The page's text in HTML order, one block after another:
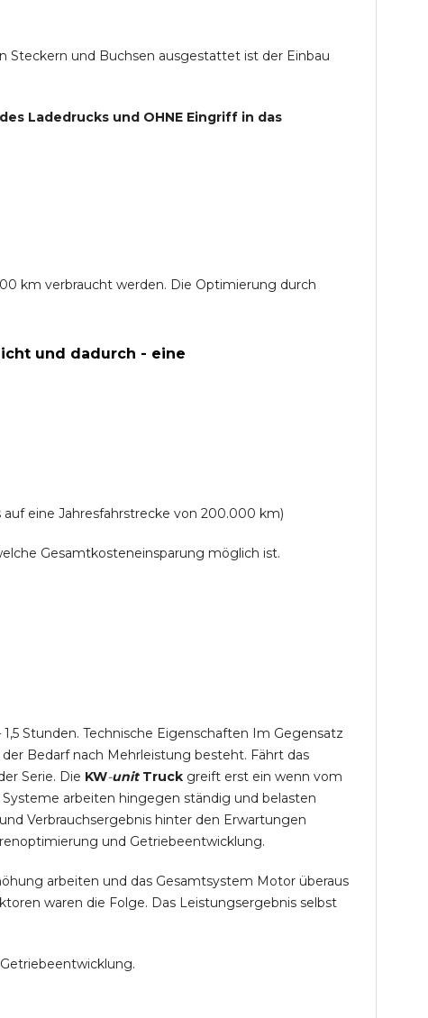
Steckern und Buchsen ausgestattet ist der Einbau
Ladedrucks und OHNE Eingriff in das
km verbraucht werden. Die Optimierung durch
und dadurch - eine
eine Jahresfahrstrecke von 200.000 km)
Gesamtkosteneinsparung möglich ist.
Stunden. Technische Eigenschaften Im Gegensatz
Bedarf nach Mehrleistung besteht. Fährt das
Serie. Die KW-unit Truck greift erst ein wenn vom
arbeiten hingegen ständig und belasten
Verbrauchsergebnis hinter den Erwartungen
und Getriebeentwicklung.
arbeiten und das Gesamtsystem Motor überaus
waren die Folge. Das Leistungsergebnis selbst